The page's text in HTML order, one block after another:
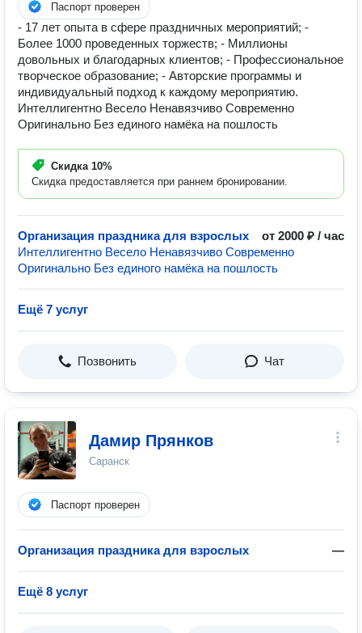
Паспорт проверен
- 17 лет опыта в сфере праздничных мероприятий; -
Более 1000 проведенных торжеств; - Миллионы
довольных и благодарных клиентов; - Профессиональное
творческое образование; - Авторские программы и
индивидуальный подход к каждому мероприятию.
Интеллигентно Весело Ненавязчиво Современно
Оригинально Без единого намёка на пошлость
Скидка 10%
Скидка предоставляется при раннем бронировании.
Организация праздника для взрослых
от 2000 ₽ / час
Интеллигентно Весело Ненавязчиво Современно
Оригинально Без единого намёка на пошлость
Ещё 7 услуг
Позвонить Чат
Дамир Прянков
Саранск
Паспорт проверен
Организация праздника для взрослых —
Ещё 8 услуг